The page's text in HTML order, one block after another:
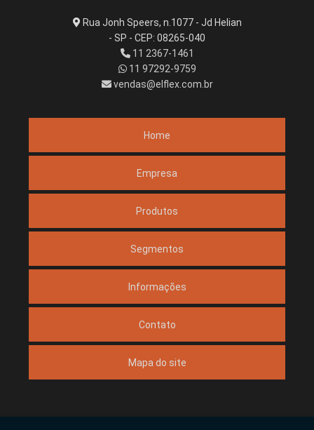
Rua Jonh Speers, n.1077 - Jd Helian
- SP - CEP: 08265-040
11 2367-1461
11 97292-9759
vendas@elflex.com.br
Home
Empresa
Produtos
Segmentos
Informações
Contato
Mapa do site